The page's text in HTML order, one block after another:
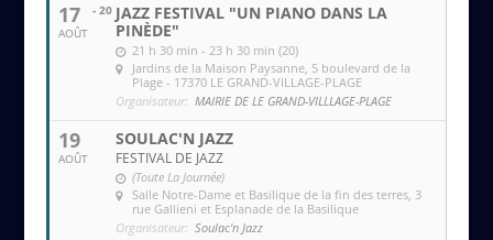
17
AOÛT
- 20 JAZZ FESTIVAL "UN PIANO DANS LA
PINÈDE"
21 h 30 min - 23 h 30 min (20)
Jardins de la Maison Paysanne, 5 boulevard de la
Plage - 17370 LE GRAND-VILLAGE-PLAGE
Organisateur: MAIRIE DE LE GRAND-VILLLAGE-PLAGE
19
AOÛT
SOULAC'N JAZZ
FESTIVAL DE JAZZ
(Toute La Journée)
Salle Notre-Dame et Basilique de la fin des terres, 3
rue Gallieni et Esplanade de la Basilique
Organisateur: Soulac'n Jazz